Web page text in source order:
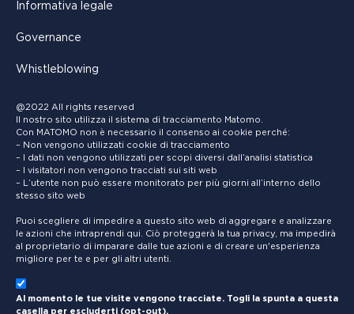
Informativa legale
Governance
Whistleblowing
@2022 All rights reserved
Il nostro sito utilizza il sistema di tracciamento Matomo.
Con MATOMO non è necessario il consenso ai cookie perché:
– Non vengono utilizzati cookie di tracciamento
– I dati non vengono utilizzati per scopi diversi dall’analisi statistica
– I visitatori non vengono tracciati sui siti web
– L’utente non può essere monitorato per più giorni all’interno dello
stesso sito web
Puoi scegliere di impedire a questo sito web di aggregare e analizzare
le azioni che intraprendi qui. Ciò proteggerà la tua privacy, ma impedirà
al proprietario di imparare dalle tue azioni e di creare un'esperienza
migliore per te e per gli altri utenti.
Al momento le tue visite vengono tracciate. Togli la spunta a questa
casella per escluderti (opt-out).